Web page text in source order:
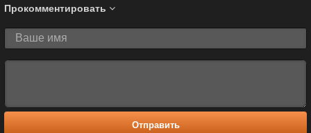
Прокомментировать
Отправить